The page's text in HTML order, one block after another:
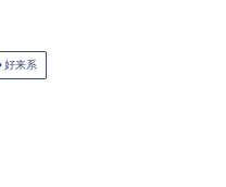
好来系